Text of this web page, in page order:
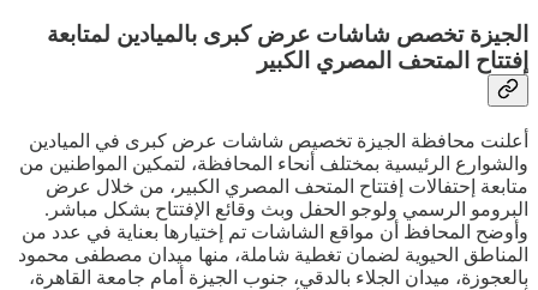
الجيزة تخصص شاشات عرض كبرى بالميادين لمتابعة
إفتتاح المتحف المصري الكبير
أعلنت محافظة الجيزة تخصيص شاشات عرض كبرى في الميادين
والشوارع الرئيسية بمختلف أنحاء المحافظة، لتمكين المواطنين من
متابعة إحتفالات إفتتاح المتحف المصري الكبير، من خلال عرض
البرومو الرسمي ولوجو الحفل وبث وقائع الإفتتاح بشكل مباشر.
وأوضح المحافظ أن مواقع الشاشات تم إختيارها بعناية في عدد من
المناطق الحيوية لضمان تغطية شاملة، منها ميدان مصطفى محمود
بالعجوزة، ميدان الجلاء بالدقي، جنوب الجيزة أمام جامعة القاهرة،